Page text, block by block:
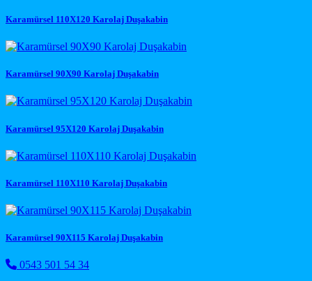
Karamürsel 110X120 Karolaj Duşakabin
Karamürsel 90X90 Karolaj Duşakabin
Karamürsel 95X120 Karolaj Duşakabin
Karamürsel 110X110 Karolaj Duşakabin
Karamürsel 90X115 Karolaj Duşakabin
0543 501 54 34